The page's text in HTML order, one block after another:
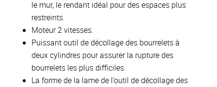
le mur, le rendant idéal pour des espaces plus
restreints.
Moteur 2 vitesses.
Puissant outil de décollage des bourrelets à
deux cylindres pour assurer la rupture des
bourrelets les plus difficiles.
La forme de la lame de l’outil de décollage des